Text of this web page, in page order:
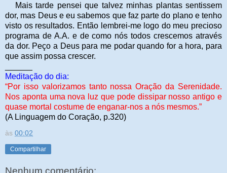
Mais tarde pensei que talvez minhas plantas sentissem
dor, mas Deus e eu sabemos que faz parte do plano e tenho
visto os resultados. Então lembrei-me logo do meu precioso
programa de A.A. e de como nós todos crescemos através
da dor. Peço a Deus para me podar quando for a hora, para
que assim possa crescer.
Meditação do dia:
“Por isso valorizamos tanto nossa Oração da Serenidade.
Nos aponta uma nova luz que pode dissipar nosso antigo e
quase mortal costume de enganar-nos a nós mesmos.”
(A Linguagem do Coração, p.320)
às 00:02
Compartilhar
Nenhum comentário: